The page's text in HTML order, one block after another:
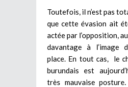
Toutefois, il n’est pas
que cette évasion ait
actée par l’opposition,
davantage à l’image
place. En tout cas, le
burundais est
très mauvaise